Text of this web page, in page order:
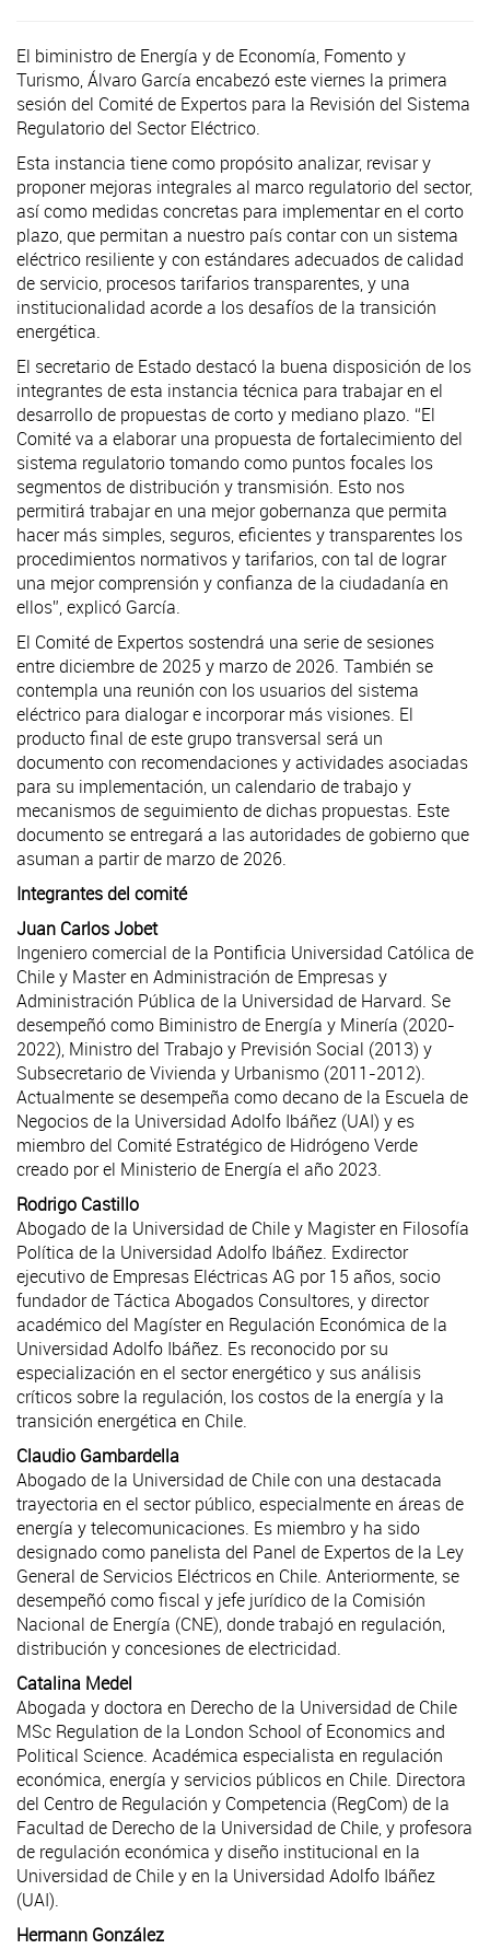
El biministro de Energía y de Economía, Fomento y
Turismo, Álvaro García encabezó este viernes la primera
sesión del Comité de Expertos para la Revisión del Sistema
Regulatorio del Sector Eléctrico.
Esta instancia tiene como propósito analizar, revisar y
proponer mejoras integrales al marco regulatorio del sector,
así como medidas concretas para implementar en el corto
plazo, que permitan a nuestro país contar con un sistema
eléctrico resiliente y con estándares adecuados de calidad
de servicio, procesos tarifarios transparentes, y una
institucionalidad acorde a los desafíos de la transición
energética.
El secretario de Estado destacó la buena disposición de los
integrantes de esta instancia técnica para trabajar en el
desarrollo de propuestas de corto y mediano plazo. “El
Comité va a elaborar una propuesta de fortalecimiento del
sistema regulatorio tomando como puntos focales los
segmentos de distribución y transmisión. Esto nos
permitirá trabajar en una mejor gobernanza que permita
hacer más simples, seguros, eficientes y transparentes los
procedimientos normativos y tarifarios, con tal de lograr
una mejor comprensión y confianza de la ciudadanía en
ellos”, explicó García.
El Comité de Expertos sostendrá una serie de sesiones
entre diciembre de 2025 y marzo de 2026. También se
contempla una reunión con los usuarios del sistema
eléctrico para dialogar e incorporar más visiones. El
producto final de este grupo transversal será un
documento con recomendaciones y actividades asociadas
para su implementación, un calendario de trabajo y
mecanismos de seguimiento de dichas propuestas. Este
documento se entregará a las autoridades de gobierno que
asuman a partir de marzo de 2026.
Integrantes del comité
Juan Carlos Jobet
Ingeniero comercial de la Pontificia Universidad Católica de
Chile y Master en Administración de Empresas y
Administración Pública de la Universidad de Harvard. Se
desempeñó como Biministro de Energía y Minería (2020-
2022), Ministro del Trabajo y Previsión Social (2013) y
Subsecretario de Vivienda y Urbanismo (2011-2012).
Actualmente se desempeña como decano de la Escuela de
Negocios de la Universidad Adolfo Ibáñez (UAI) y es
miembro del Comité Estratégico de Hidrógeno Verde
creado por el Ministerio de Energía el año 2023.
Rodrigo Castillo
Abogado de la Universidad de Chile y Magister en Filosofía
Política de la Universidad Adolfo Ibáñez. Exdirector
ejecutivo de Empresas Eléctricas AG por 15 años, socio
fundador de Táctica Abogados Consultores, y director
académico del Magíster en Regulación Económica de la
Universidad Adolfo Ibáñez. Es reconocido por su
especialización en el sector energético y sus análisis
críticos sobre la regulación, los costos de la energía y la
transición energética en Chile.
Claudio Gambardella
Abogado de la Universidad de Chile con una destacada
trayectoria en el sector público, especialmente en áreas de
energía y telecomunicaciones. Es miembro y ha sido
designado como panelista del Panel de Expertos de la Ley
General de Servicios Eléctricos en Chile. Anteriormente, se
desempeñó como fiscal y jefe jurídico de la Comisión
Nacional de Energía (CNE), donde trabajó en regulación,
distribución y concesiones de electricidad.
Catalina Medel
Abogada y doctora en Derecho de la Universidad de Chile
MSc Regulation de la London School of Economics and
Political Science. Académica especialista en regulación
económica, energía y servicios públicos en Chile. Directora
del Centro de Regulación y Competencia (RegCom) de la
Facultad de Derecho de la Universidad de Chile, y profesora
de regulación económica y diseño institucional en la
Universidad de Chile y en la Universidad Adolfo Ibáñez
(UAI).
Hermann González